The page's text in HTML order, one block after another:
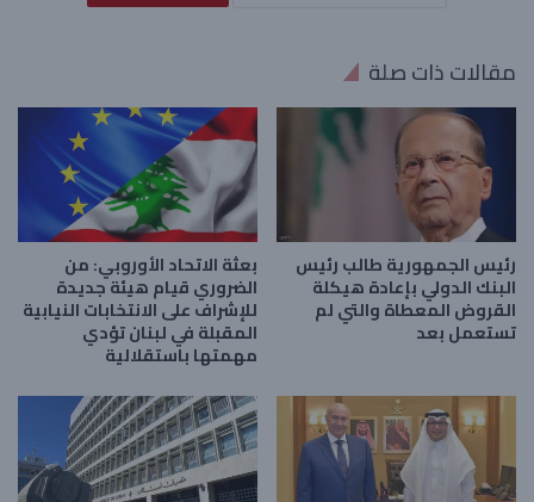
مقالات ذات صلة
رئيس الجمهورية طالب رئيس
البنك الدولي بإعادة هيكلة
القروض المعطاة والتي لم
تستعمل بعد
بعثة الاتحاد الأوروبي: من
الضروري قيام هيئة جديدة
للإشراف على الانتخابات النيابية
المقبلة في لبنان تؤدي
مهمتها باستقلالية